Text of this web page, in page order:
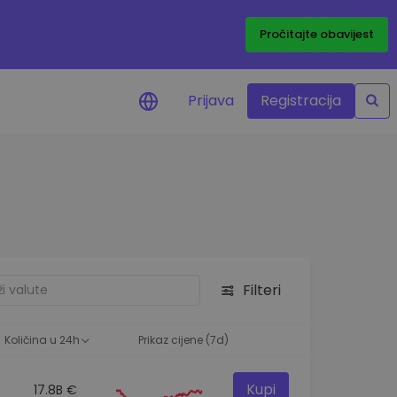
Pročitajte obavijest
Prijava Registracija
Filteri
Količina u 24h Prikaz cijene (7d)
17.8B € Kupi